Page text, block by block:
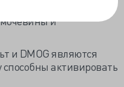
для оценки объёма,
и
и DMOG являются
активировать